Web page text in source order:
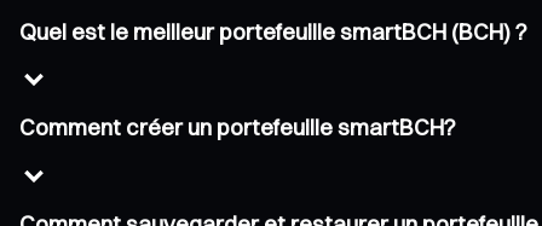
Quel est le meilleur portefeuille smartBCH (BCH) ?
Comment créer un portefeuille smartBCH?